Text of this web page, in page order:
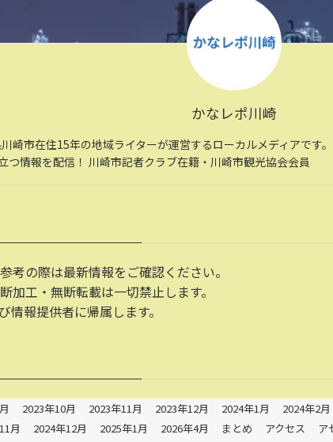
かなレポ川崎
崎市在住15年の地域ライターが運営するローカルメディアで
つ情報を配信！ 川崎市記者クラブ在籍・川崎市観光協会会員
考の際は最新情報をご確認ください。
工・無断転載は一切禁止します。
報提供者に帰属します。
2023年10月 2023年11月 2023年12月 2024年1月 2024年2月
月 2024年12月 2025年1月 2026年4月 まとめ アクセス ア